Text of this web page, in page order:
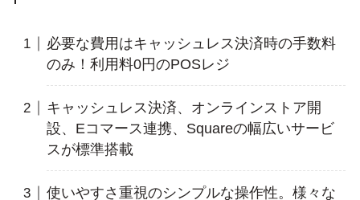
必要な費用はキャッシュレス決済時の手数料
のみ！利用料0円のPOSレジ
キャッシュレス決済、オンラインストア開
設、Eコマース連携、Squareの幅広いサービ
スが標準搭載
使いやすさ重視のシンプルな操作性。様々な